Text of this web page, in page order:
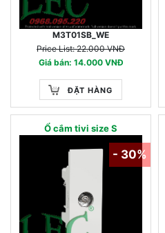
M3T01SB_WE
Price List: 22.000 VNĐ
Giá bán: 14.000 VNĐ
ĐẶT HÀNG
Ổ cắm tivi size S
- 30%